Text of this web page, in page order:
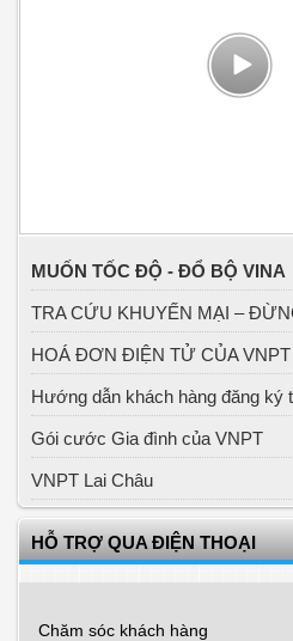
MUỐN TỐC ĐỘ - ĐỔ BỘ VINA
TRA CỨU KHUYẾN MẠI –
HOÁ ĐƠN ĐIỆN TỬ CỦA VNPT
Hướng dẫn khách hàng đăng ký
Gói cước Gia đình của VNPT
VNPT Lai Châu
HỖ TRỢ QUA ĐIỆN THOẠI
Chăm sóc khách hàng